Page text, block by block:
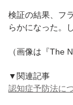
検証の結果、フ
らかになった。
（画像は『The
▼関連記事
認知症予防法に